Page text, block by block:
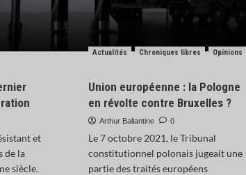
et
de la
siècle.
Actualités Chroniques libres Opinions
Union européenne : la Pologne
en révolte contre Bruxelles ?
Arthur Ballantine 0
Le 7 octobre 2021, le Tribunal
constitutionnel polonais jugeait une
partie des traités européens